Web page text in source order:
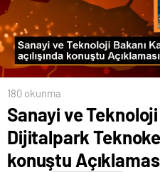
180 okunma
Sanayi ve Teknoloji
Dijitalpark
konuştu